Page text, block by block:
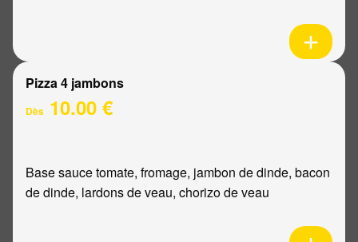
Pizza 4 jambons
Dès 10.00 €
Base sauce tomate, fromage, jambon de dinde, bacon
de dinde, lardons de veau, chorizo de veau